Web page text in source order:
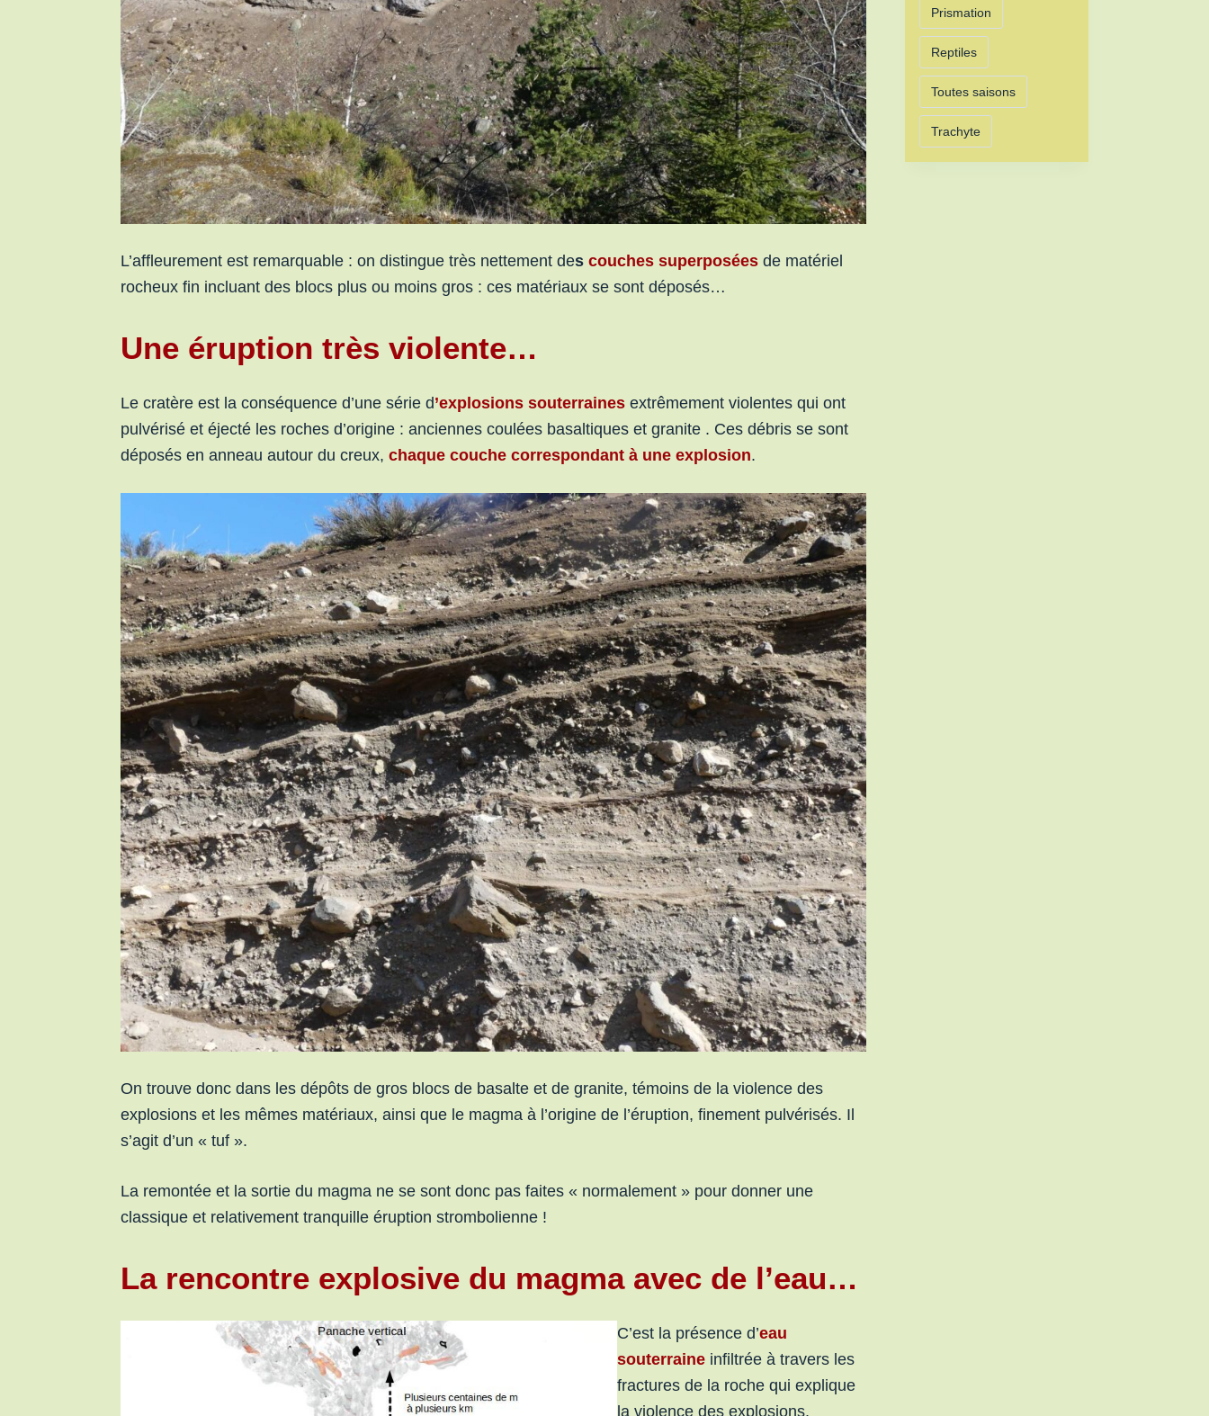
L’affleurement est remarquable : on distingue très nettement des couches superposées de matériel
rocheux fin incluant des blocs plus ou moins gros : ces matériaux se sont déposés…
Une éruption très violente…
Le cratère est la conséquence d’une série d’explosions souterraines extrêmement violentes qui ont
pulvérisé et éjecté les roches d’origine : anciennes coulées basaltiques et granite . Ces débris se sont
déposés en anneau autour du creux, chaque couche correspondant à une explosion.
On trouve donc dans les dépôts de gros blocs de basalte et de granite, témoins de la violence des
explosions et les mêmes matériaux, ainsi que le magma à l’origine de l’éruption, finement pulvérisés. Il
s’agit d’un « tuf ».
La remontée et la sortie du magma ne se sont donc pas faites « normalement » pour donner une
classique et relativement tranquille éruption strombolienne !
La rencontre explosive du magma avec de l’eau…
C’est la présence d’eau
souterraine infiltrée à travers les
fractures de la roche qui explique
la violence des explosions.
Prismation
Reptiles
Toutes saisons
Trachyte